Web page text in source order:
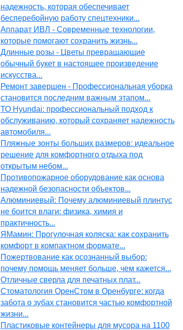
надежность, которая обеспечивает
бесперебойную работу спецтехники...
Аппарат ИВЛ - Современные технологии,
которые помогают сохранить жизнь...
Длинные розы - Цветы превращающие
обычный букет в настоящее произведение
искусства...
Ремонт завершен - Профессиональная уборка
становится последним важным этапом...
ТО Hyundai: профессиональный подход к
обслуживанию, который сохраняет надежность
автомобиля...
Пляжные зонты больших размеров: идеальное
решение для комфортного отдыха под
открытым небом...
Противопожарное оборудование как основа
надежной безопасности объектов...
Алюминиевый: Почему алюминиевый плинтус
не боится влаги: физика, химия и
практичность...
ЯМамин: Прогулочная коляска: как сохранить
комфорт в компактном формате...
Пожертвование как осознанный выбор:
почему помощь меняет больше, чем кажется...
Отличные сверла для печатных плат...
Стоматология ОренСтом в Оренбурге: когда
забота о зубах становится частью комфортной
жизни...
Пластиковые контейнеры для мусора на 1100